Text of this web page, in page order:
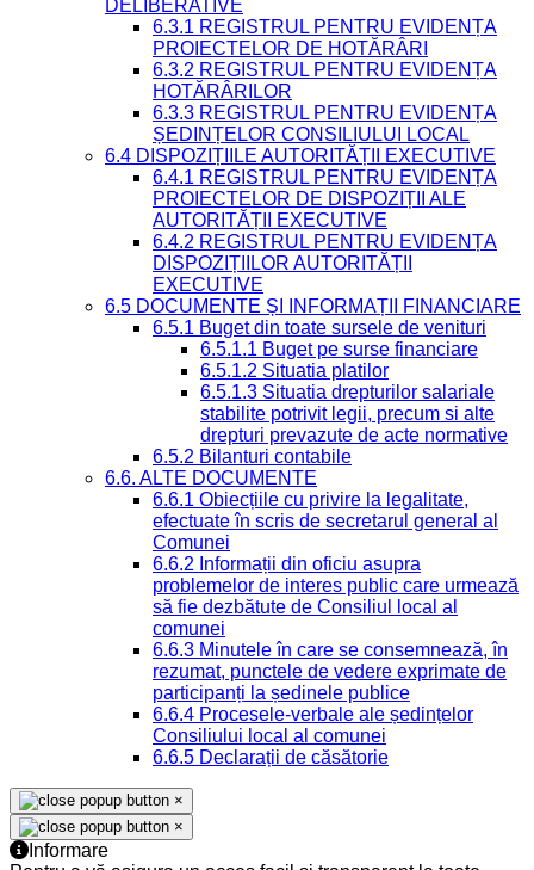
DELIBERATIVE
6.3.1 REGISTRUL PENTRU EVIDENȚA
PROIECTELOR DE HOTĂRÂRI
6.3.2 REGISTRUL PENTRU EVIDENȚA
HOTĂRÂRILOR
6.3.3 REGISTRUL PENTRU EVIDENȚA
ȘEDINȚELOR CONSILIULUI LOCAL
6.4 DISPOZIȚIILE AUTORITĂȚII EXECUTIVE
6.4.1 REGISTRUL PENTRU EVIDENȚA
PROIECTELOR DE DISPOZIȚII ALE
AUTORITĂȚII EXECUTIVE
6.4.2 REGISTRUL PENTRU EVIDENȚA
DISPOZIȚIILOR AUTORITĂȚII
EXECUTIVE
6.5 DOCUMENTE ȘI INFORMAȚII FINANCIARE
6.5.1 Buget din toate sursele de venituri
6.5.1.1 Buget pe surse financiare
6.5.1.2 Situatia platilor
6.5.1.3 Situatia drepturilor salariale
stabilite potrivit legii, precum si alte
drepturi prevazute de acte normative
6.5.2 Bilanturi contabile
6.6. ALTE DOCUMENTE
6.6.1 Obiecțiile cu privire la legalitate,
efectuate în scris de secretarul general al
Comunei
6.6.2 Informații din oficiu asupra
problemelor de interes public care urmează
să fie dezbătute de Consiliul local al
comunei
6.6.3 Minutele în care se consemnează, în
rezumat, punctele de vedere exprimate de
participanți la ședinele publice
6.6.4 Procesele-verbale ale ședințelor
Consiliului local al comunei
6.6.5 Declarații de căsătorie
×
×
Informare